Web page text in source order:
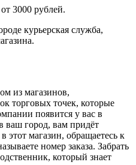
3000 рублей.
курьерская служба,
из магазинов,
торговых точек, которые
появится у вас в
ваш город, вам придёт
этот магазин, обращаетесь к
номер заказа. Забрать
который знает